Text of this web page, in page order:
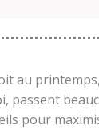
au printemps,
passent
pour